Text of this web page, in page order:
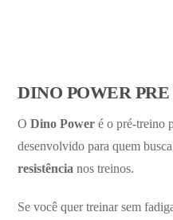
DINO POWER
ODino Power é o pré-treino
desenvolvido para quem
resistência nos treinos.
Se você quer treinar sem